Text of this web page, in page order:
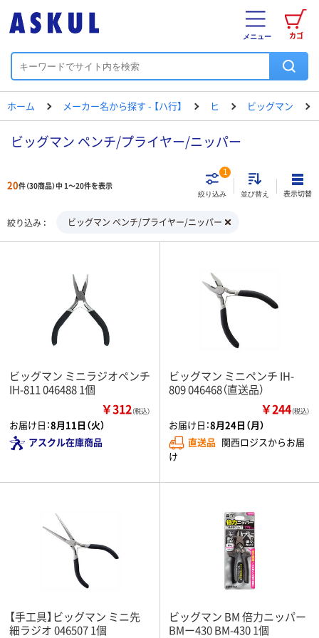
カゴ
メニュー
ホーム メーカー名から探す - 【ハ行】 ヒ ビッグマン
ビッグマン ペンチ/プライヤー/ニッパー
20件（30商品）中 1～20件を表示
絞り込み
1
並び替え 表示切替
絞り込み ビッグマン ペンチ/プライヤー/ニッパー
ビッグマン ミニラジオペンチ
IH-811 046488 1個
￥312（税込）
お届け日：8月11日（火）
アスクル在庫商品
ビッグマン ミニペンチ IH-
809 046468（直送品）
￥244（税込）
お届け日：8月24日（月）
直送品 関西ロジスからお届
け
【手工具】ビッグマン ミニ先
細ラジオ 046507 1個
ビッグマン BM 倍力ニッパー
BMー430 BM-430 1個